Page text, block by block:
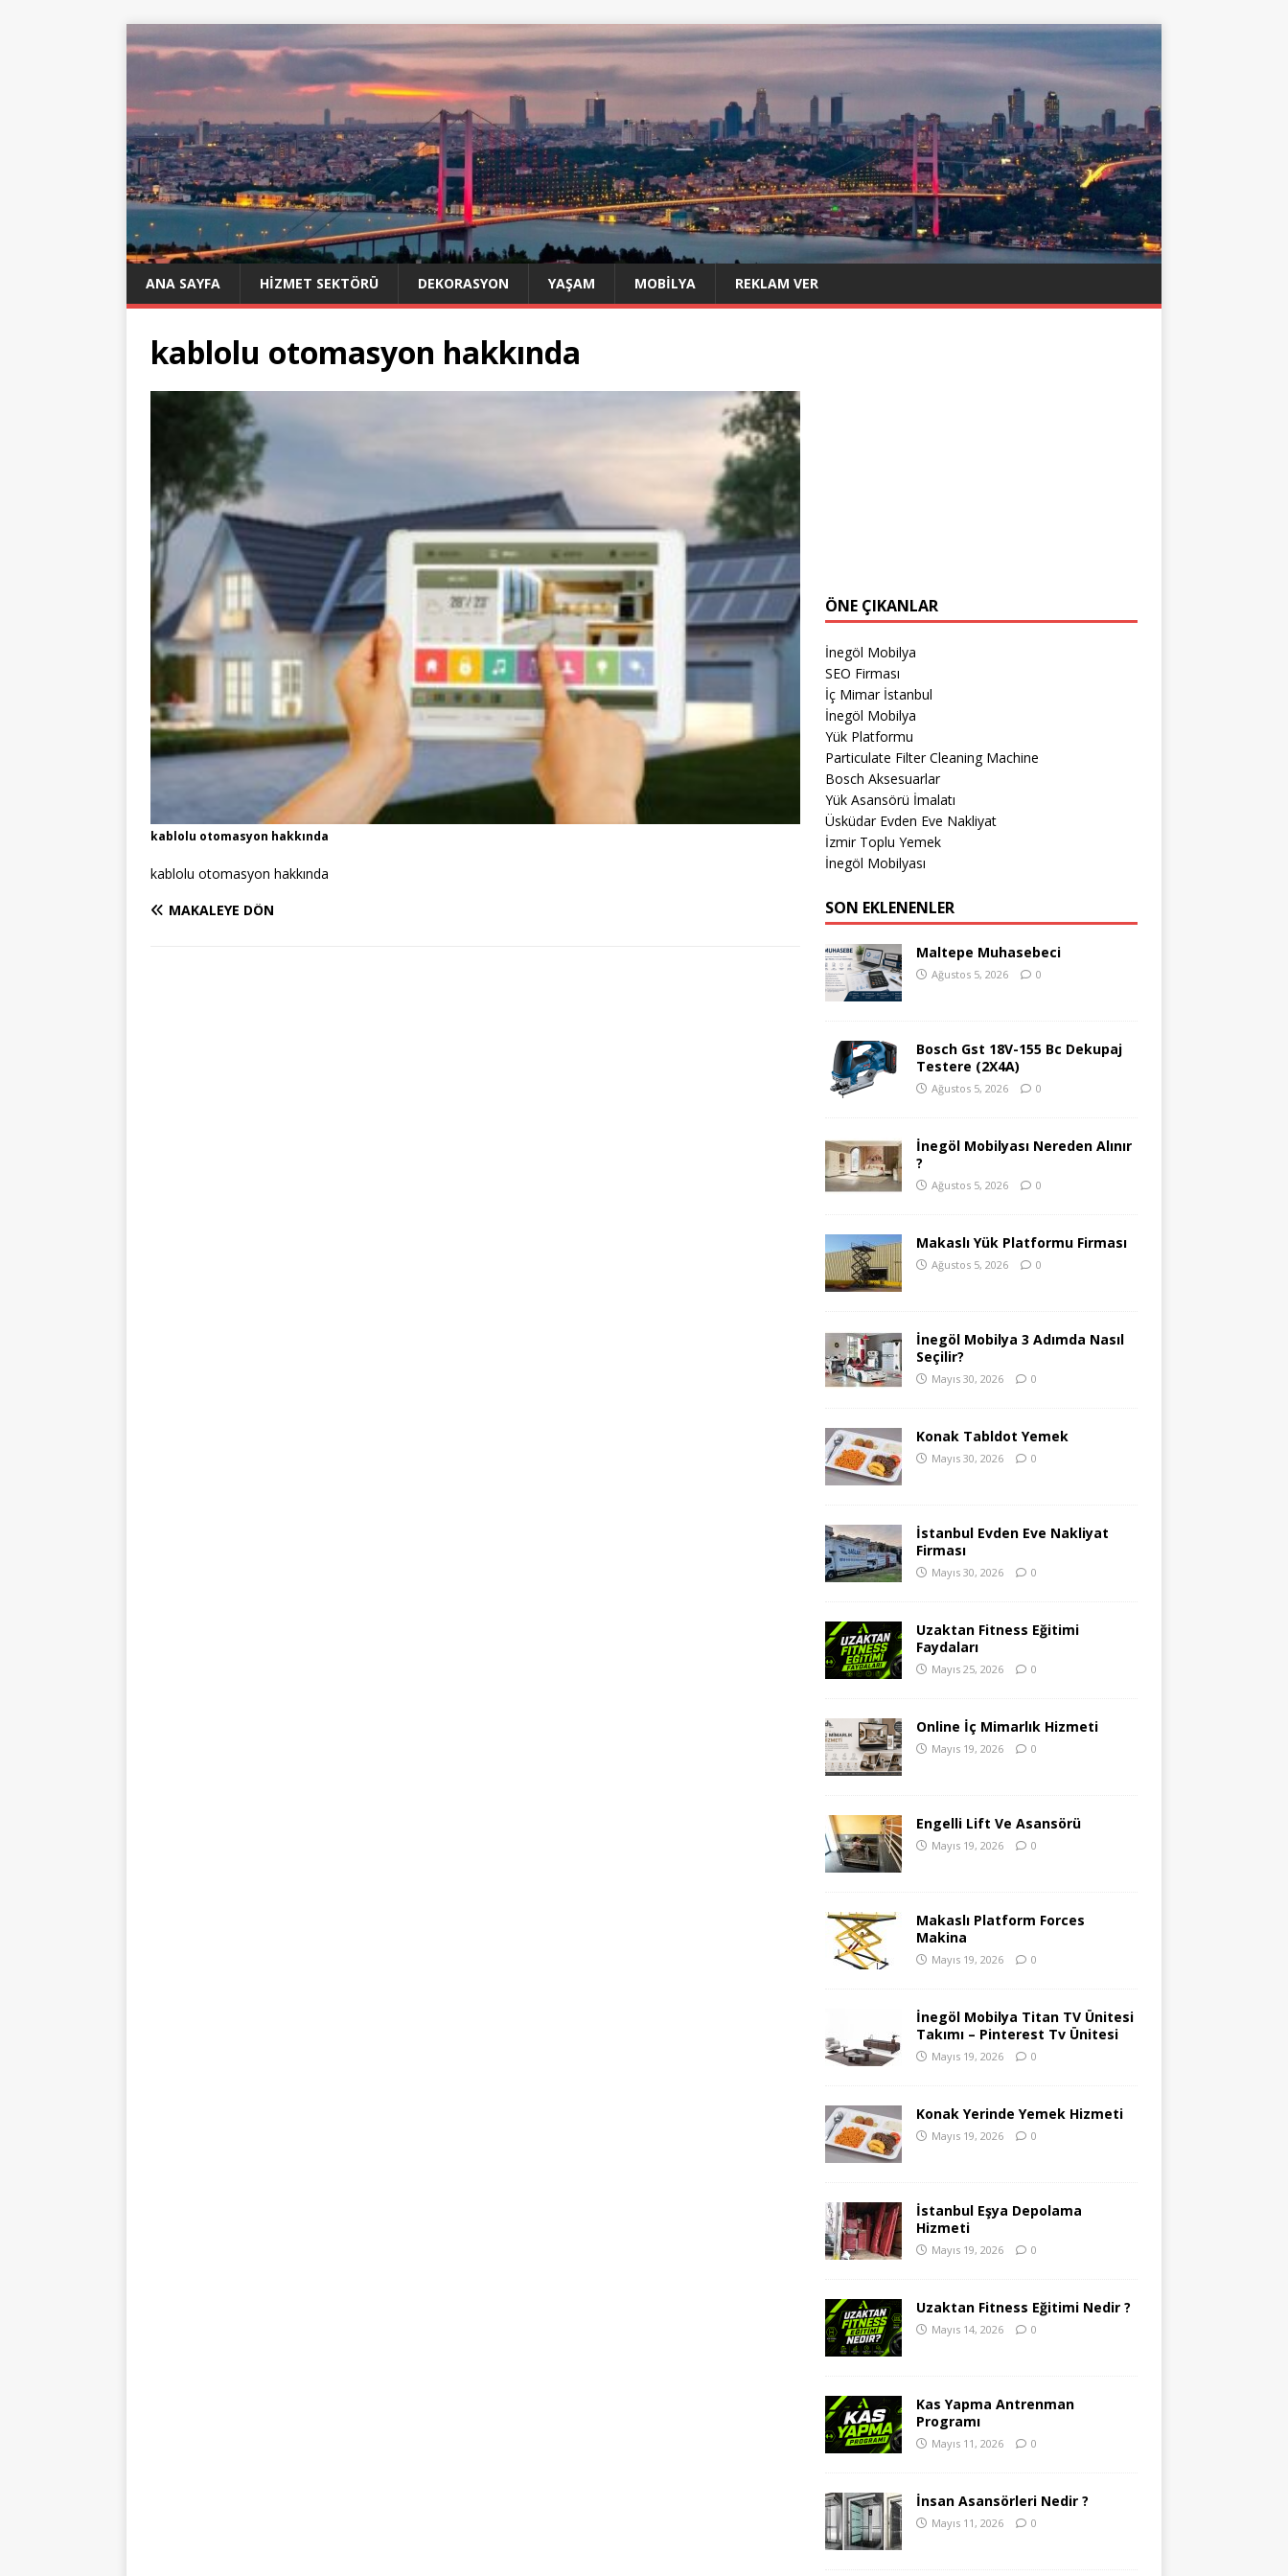
ANA SAYFA HIZMET SEKTÖRÜ DEKORASYON YAŞAM MOBILYA REKLAM VER
kablolu otomasyon hakkında
kablolu otomasyon hakkında
kablolu otomasyon hakkında
MAKALEYE DÖN
ÖNE ÇIKANLAR
İnegöl Mobilya
SEO Firması
İç Mimar İstanbul
İnegöl Mobilya
Yük Platformu
Particulate Filter Cleaning Machine
Bosch Aksesuarlar
Yük Asansörü İmalatı
Üsküdar Evden Eve Nakliyat
İzmir Toplu Yemek
İnegöl Mobilyası
SON EKLENENLER
Maltepe Muhasebeci
Ağustos 5, 2026 0
Bosch Gst 18V-155 Bc Dekupaj
Testere (2X4A)
Ağustos 5, 2026 0
İnegöl Mobilyası Nereden Alınır
?
Ağustos 5, 2026 0
Makaslı Yük Platformu Firması
Ağustos 5, 2026 0
İnegöl Mobilya 3 Adımda Nasıl
Seçilir?
Mayıs 30, 2026 0
Konak Tabldot Yemek
Mayıs 30, 2026 0
İstanbul Evden Eve Nakliyat
Firması
Mayıs 30, 2026 0
Uzaktan Fitness Eğitimi
Faydaları
Mayıs 25, 2026 0
Online İç Mimarlık Hizmeti
Mayıs 19, 2026 0
Engelli Lift Ve Asansörü
Mayıs 19, 2026 0
Makaslı Platform Forces
Makina
Mayıs 19, 2026 0
İnegöl Mobilya Titan TV Ünitesi
Takımı – Pinterest Tv Ünitesi
Mayıs 19, 2026 0
Konak Yerinde Yemek Hizmeti
Mayıs 19, 2026 0
İstanbul Eşya Depolama
Hizmeti
Mayıs 19, 2026 0
Uzaktan Fitness Eğitimi Nedir ?
Mayıs 14, 2026 0
Kas Yapma Antrenman
Programı
Mayıs 11, 2026 0
İnsan Asansörleri Nedir ?
Mayıs 11, 2026 0